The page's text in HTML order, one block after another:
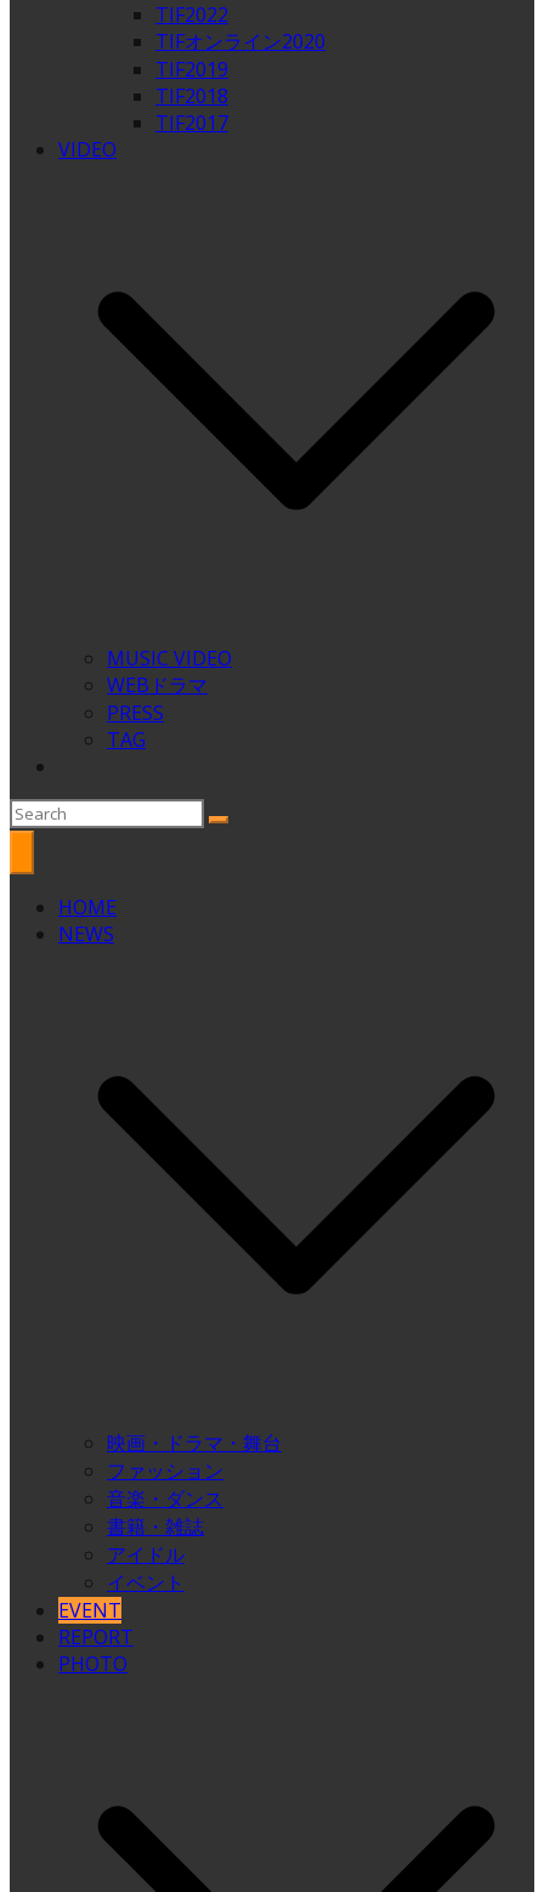
TIF2022
TIFオンライン2020
TIF2019
TIF2018
TIF2017
VIDEO
MUSIC VIDEO
WEBドラマ
PRESS
TAG
HOME
NEWS
映画・ドラマ・舞台
ファッション
音楽・ダンス
書籍・雑誌
アイドル
イベント
EVENT
REPORT
PHOTO